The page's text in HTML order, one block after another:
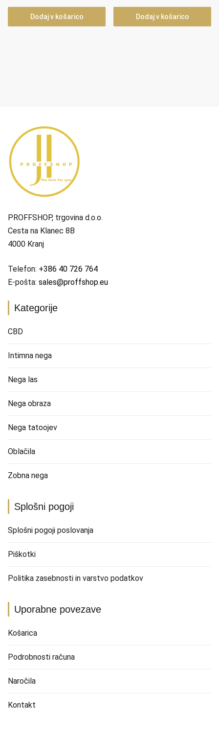
Dodaj v košarico Dodaj v košarico
PROFFSHOP, trgovina d.o.o.
Cesta na Klanec 8B
4000 Kranj
Telefon: +386 40 726 764
E-pošta: sales@proffshop.eu
Kategorije
CBD
Intimna nega
Nega las
Nega obraza
Nega tatoojev
Oblačila
Zobna nega
Splošni pogoji
Splošni pogoji poslovanja
Piškotki
Politika zasebnosti in varstvo podatkov
Uporabne povezave
Košarica
Podrobnosti računa
Naročila
Kontakt